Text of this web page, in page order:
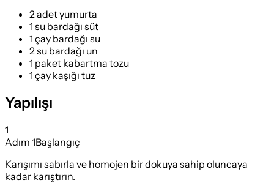
2 adet yumurta
1 su bardağı süt
1 çay bardağı su
2 su bardağı un
1 paket kabartma tozu
1 çay kaşığı tuz
Yapılışı
1
Adım 1Başlangıç
Karışımı sabırla ve homojen bir dokuya sahip oluncaya
kadar karıştırın.